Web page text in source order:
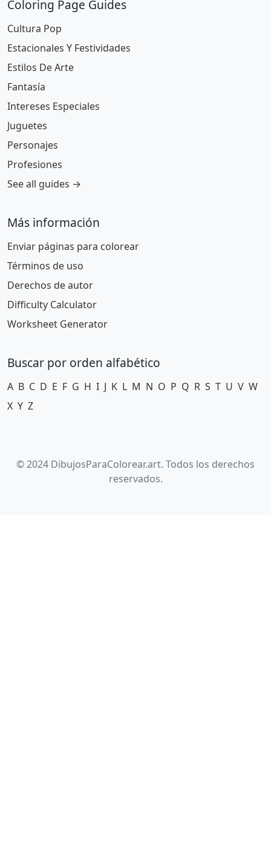
Coloring Page Guides
Cultura Pop
Estacionales Y Festividades
Estilos De Arte
Fantasía
Intereses Especiales
Juguetes
Personajes
Profesiones
See all guides →
Más información
Enviar páginas para colorear
Términos de uso
Derechos de autor
Difficulty Calculator
Worksheet Generator
Buscar por orden alfabético
A B C D E F G H I J K L M N O P Q R S T U V W
X Y Z
© 2024 DibujosParaColorear.art. Todos los derechos
reservados.